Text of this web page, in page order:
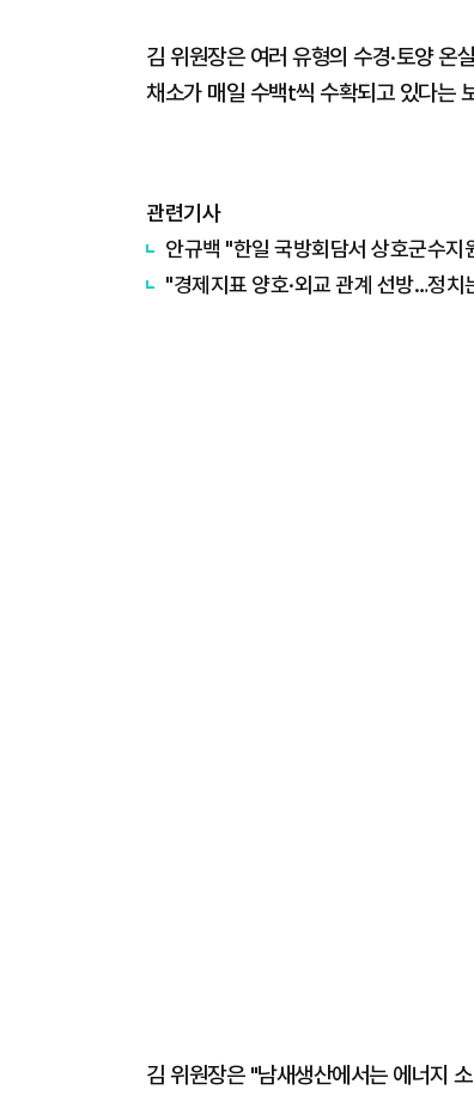
김 위원장은 여러 유형의 수경·토양 온
채소가 매일 수백t씩 수확되고 있다는
관련기사
안규백 "한일 국방회담서 상호군수
"경제지표 양호·외교 관계 선방…정치
김 위원장은 "남새생산에서는 에너지